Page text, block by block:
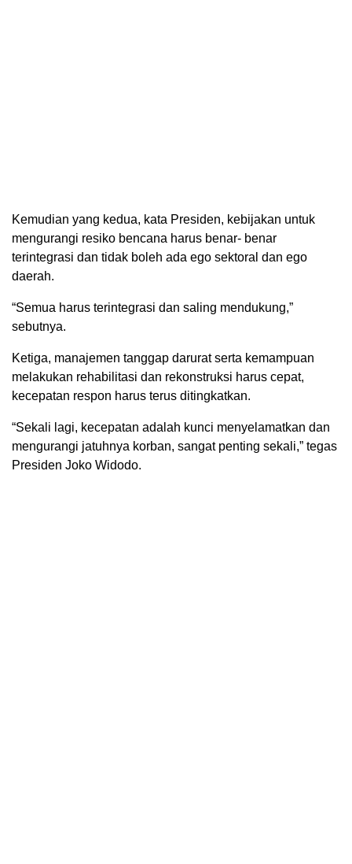
Kemudian yang kedua, kata Presiden, kebijakan untuk
mengurangi resiko bencana harus benar- benar
terintegrasi dan tidak boleh ada ego sektoral dan ego
daerah.
“Semua harus terintegrasi dan saling mendukung,”
sebutnya.
Ketiga, manajemen tanggap darurat serta kemampuan
melakukan rehabilitasi dan rekonstruksi harus cepat,
kecepatan respon harus terus ditingkatkan.
“Sekali lagi, kecepatan adalah kunci menyelamatkan dan
mengurangi jatuhnya korban, sangat penting sekali,” tegas
Presiden Joko Widodo.